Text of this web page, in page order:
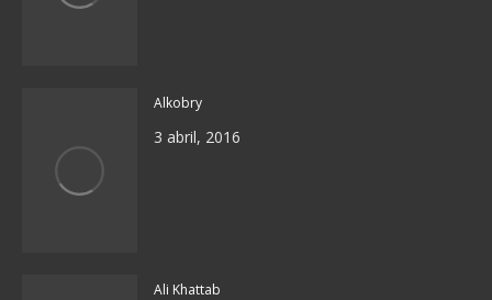
Alkobry
3 abril, 2016
Ali Khattab